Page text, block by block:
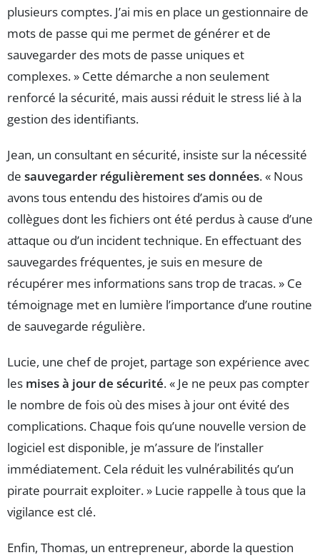
plusieurs comptes. J’ai mis en place un gestionnaire de
mots de passe qui me permet de générer et de
sauvegarder des mots de passe uniques et
complexes. » Cette démarche a non seulement
renforcé la sécurité, mais aussi réduit le stress lié à la
gestion des identifiants.
Jean, un consultant en sécurité, insiste sur la nécessité
de sauvegarder régulièrement ses données. « Nous
avons tous entendu des histoires d’amis ou de
collègues dont les fichiers ont été perdus à cause d’une
attaque ou d’un incident technique. En effectuant des
sauvegardes fréquentes, je suis en mesure de
récupérer mes informations sans trop de tracas. » Ce
témoignage met en lumière l’importance d’une routine
de sauvegarde régulière.
Lucie, une chef de projet, partage son expérience avec
les mises à jour de sécurité. « Je ne peux pas compter
le nombre de fois où des mises à jour ont évité des
complications. Chaque fois qu’une nouvelle version de
logiciel est disponible, je m’assure de l’installer
immédiatement. Cela réduit les vulnérabilités qu’un
pirate pourrait exploiter. » Lucie rappelle à tous que la
vigilance est clé.
Enfin, Thomas, un entrepreneur, aborde la question